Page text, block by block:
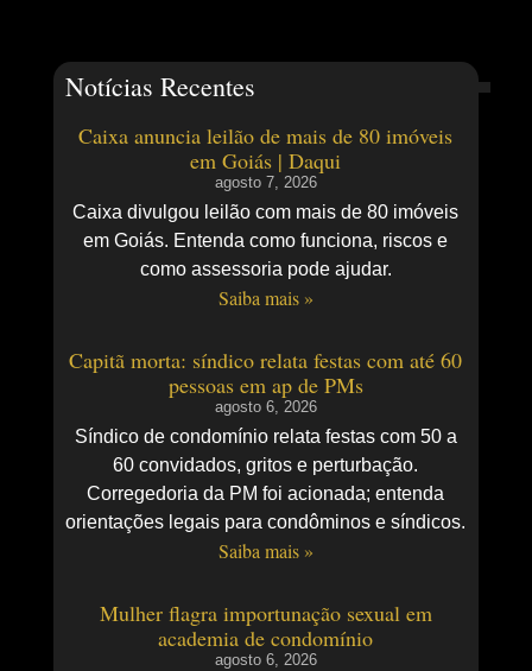
Notícias Recentes
Caixa anuncia leilão de mais de 80 imóveis
em Goiás | Daqui
agosto 7, 2026
Caixa divulgou leilão com mais de 80 imóveis
em Goiás. Entenda como funciona, riscos e
como assessoria pode ajudar.
Saiba mais »
Capitã morta: síndico relata festas com até 60
pessoas em ap de PMs
agosto 6, 2026
Síndico de condomínio relata festas com 50 a
60 convidados, gritos e perturbação.
Corregedoria da PM foi acionada; entenda
orientações legais para condôminos e síndicos.
Saiba mais »
Mulher flagra importunação sexual em
academia de condomínio
agosto 6, 2026